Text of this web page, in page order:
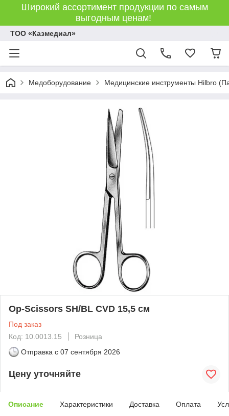
Широкий ассортимент продукции по самым
выгодным ценам!
ТОО «Казмедиал»
Медоборудование Медицинские инструменты Hilbro
Op-Scissors SH/BL CVD 15,5 см
Под заказ
Код: 10.0013.15
Розница
Отправка с 07 сентября 2026
Цену уточняйте
Описание Характеристики Доставка Оплата